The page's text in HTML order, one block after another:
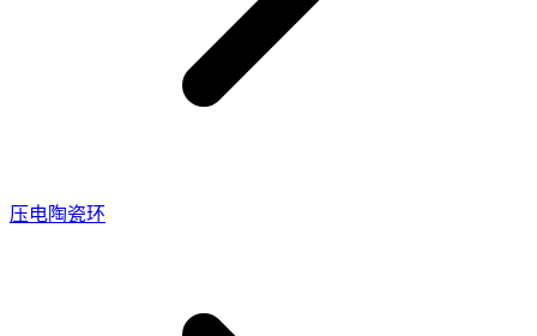
压电陶瓷环